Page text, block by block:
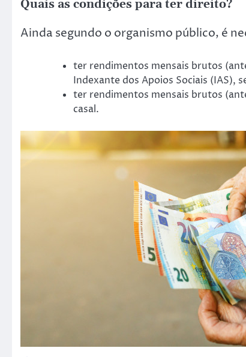
Quais as condições para ter direito?
Ainda segundo o organismo público, é
ter rendimentos mensais brutos
Indexante dos Apoios Sociais (IAS),
ter rendimentos mensais brutos
casal.